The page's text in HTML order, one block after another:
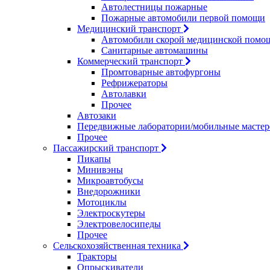
Автолестницы пожарные
Пожарные автомобили первой помощи
Медицинский транспорт
Автомобили скорой медицинской
Санитарные автомашины
Коммерческий транспорт
Промтоварные автофургоны
Рефрижераторы
Автолавки
Прочее
Автозаки
Передвижные лаборатории/мобильные
Прочее
Пассажирский транспорт
Пикапы
Минивэны
Микроавтобусы
Внедорожники
Мотоциклы
Электроскутеры
Электровелосипеды
Прочее
Сельскохозяйственная техника
Тракторы
Опрыскиватели